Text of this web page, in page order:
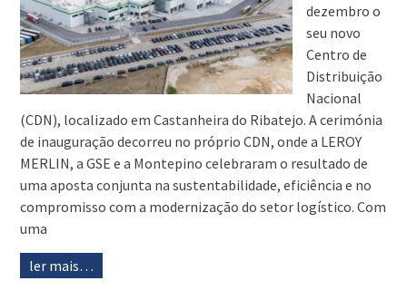
dezembro o
seu novo
Centro de
Distribuição
Nacional
(CDN), localizado em Castanheira do Ribatejo. A cerimónia
de inauguração decorreu no próprio CDN, onde a LEROY
MERLIN, a GSE e a Montepino celebraram o resultado de
uma aposta conjunta na sustentabilidade, eficiência e no
compromisso com a modernização do setor logístico. Com
uma
ler mais…